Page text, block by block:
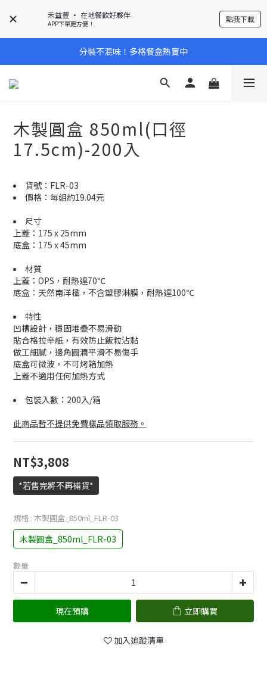
禾益豐 • 在地餐飲好夥伴
APP下單更方便！ 點我下載
分裝不混味！多格餐盒熱賣中
木製圓盒 850ml(口徑
17.5cm)-200入
貨號：FLR-03
價格：每組約19.04元
尺寸
上蓋：175 x 25mm
底盒：175 x 45mm
材質
上蓋：OPS，耐熱達70℃
底盒：天然南洋楹，不含塑膠淋膜，耐熱達100℃
特性
凹槽設計，穩固堆疊不易滑動
貼合格拉辛紙，有效防止飯粒沾黏
做工細膩，邊角圓潤平滑不易傷手
底盒可微波，不可烤箱加熱
上蓋不適用任何加熱方式
包裝入數：200入/箱
此商品暫不提供免費樣品領取服務。
NT$3,808
*若售完將不再補貨*
規格 : 木製圓盒_850ml_FLR-03
木製圓盒_850ml_FLR-03
數量
現在預購 立即購買
加入追蹤清單